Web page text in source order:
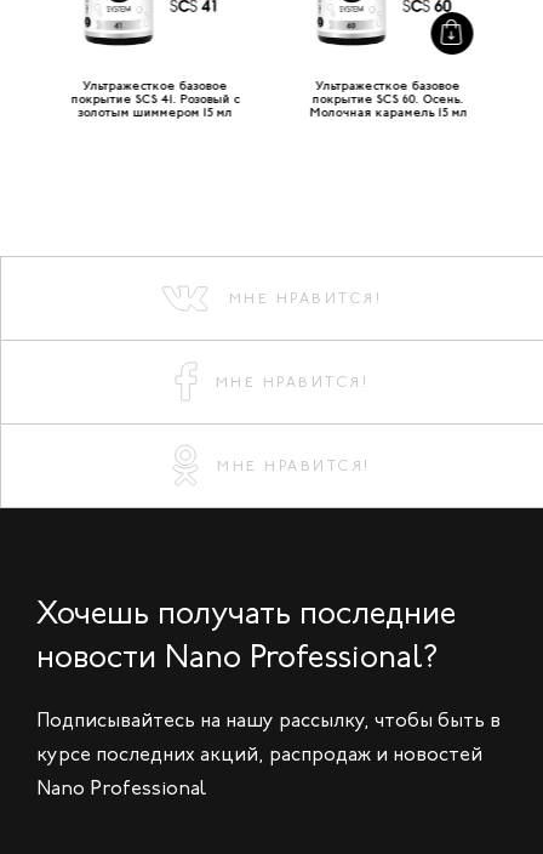
Ультражесткое базовое
покрытие SCS 41. Розовый с
золотым шиммером 15 мл
Ультражесткое базовое
покрытие SCS 60. Осень.
Молочная карамель 15 мл
МНЕ НРАВИТСЯ!
МНЕ НРАВИТСЯ!
МНЕ НРАВИТСЯ!
Хочешь получать последние
новости Nano Professional?
Подписывайтесь на нашу рассылку, чтобы быть в
курсе последних акций, распродаж и новостей
Nano Professional